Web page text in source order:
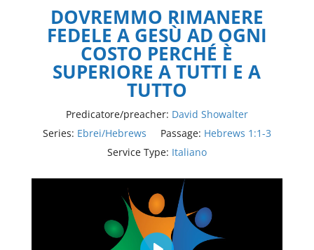
DOVREMMO RIMANERE
FEDELE A GESÙ AD OGNI
COSTO PERCHÉ È
SUPERIORE A TUTTI E A
TUTTO
Predicatore/preacher: David Showalter
Series: Ebrei/Hebrews Passage: Hebrews 1:1-3
Service Type: Italiano